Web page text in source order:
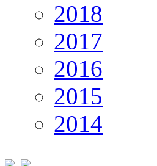
2018
2017
2016
2015
2014